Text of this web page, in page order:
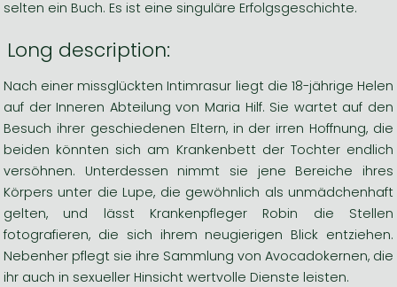
selten ein Buch. Es ist eine singuläre Erfolgsgeschichte.
Long description:
Nach einer missglückten Intimrasur liegt die 18-jährige Helen
auf der Inneren Abteilung von Maria Hilf. Sie wartet auf den
Besuch ihrer geschiedenen Eltern, in der irren Hoffnung, die
beiden könnten sich am Krankenbett der Tochter endlich
versöhnen. Unterdessen nimmt sie jene Bereiche ihres
Körpers unter die Lupe, die gewöhnlich als unmädchenhaft
gelten, und lässt Krankenpfleger Robin die Stellen
fotografieren, die sich ihrem neugierigen Blick entziehen.
Nebenher pflegt sie ihre Sammlung von Avocadokernen, die
ihr auch in sexueller Hinsicht wertvolle Dienste leisten.